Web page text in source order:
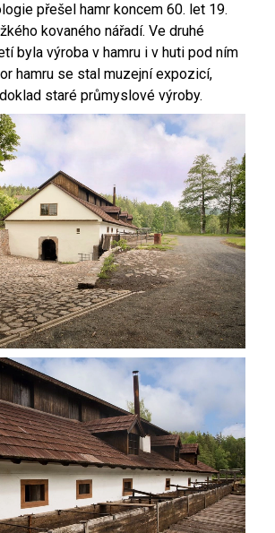
přešel hamr koncem 60. let 19.
kovaného nářadí. Ve druhé
byla výroba v hamru i v huti pod ním
hamru se stal muzejní expozicí,
staré průmyslové výroby.